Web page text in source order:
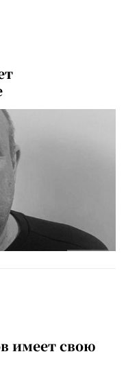
имеет свою